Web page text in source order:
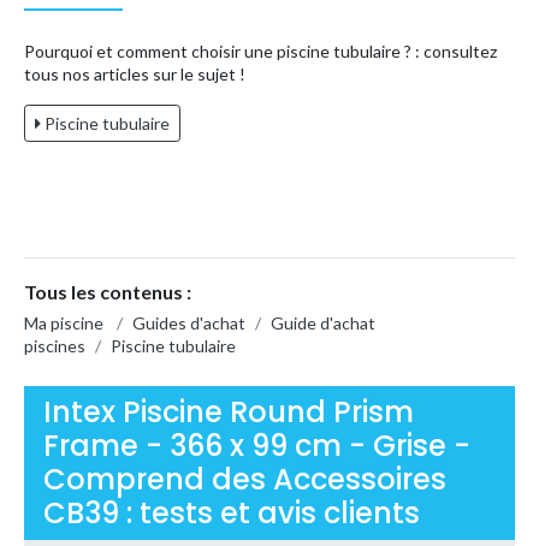
Pourquoi et comment choisir une piscine tubulaire ? : consultez
tous nos articles sur le sujet !
Piscine tubulaire
Tous les contenus :
Ma piscine / Guides d'achat / Guide d'achat
piscines / Piscine tubulaire
Intex Piscine Round Prism
Frame - 366 x 99 cm - Grise -
Comprend des Accessoires
CB39 : tests et avis clients